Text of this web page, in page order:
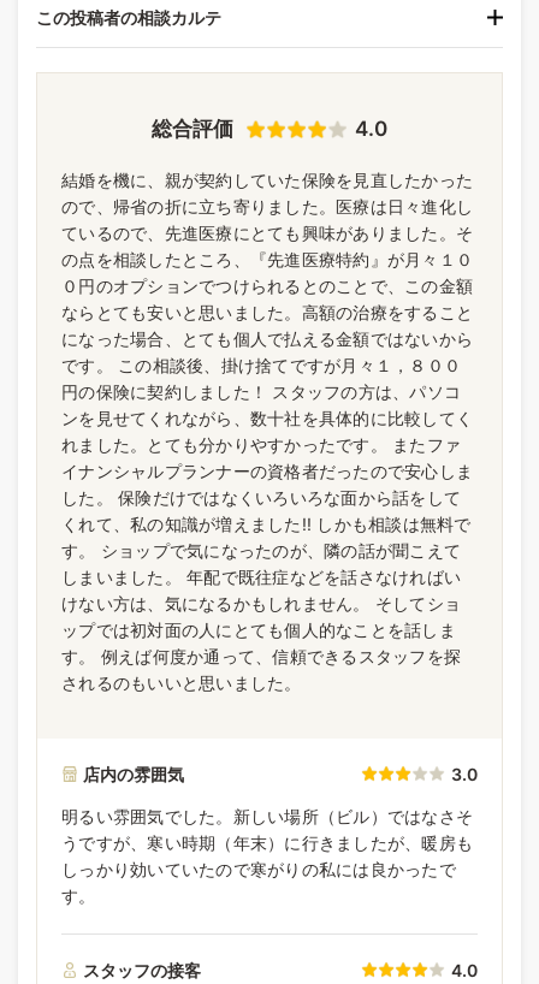
この投稿者の相談カルテ
総合評価 4.0
結婚を機に、親が契約していた保険を見直したかった
ので、帰省の折に立ち寄りました。医療は日々進化し
ているので、先進医療にとても興味がありました。そ
の点を相談したところ、『先進医療特約』が月々１０
０円のオプションでつけられるとのことで、この金額
ならとても安いと思いました。高額の治療をすること
になった場合、とても個人で払える金額ではないから
です。 この相談後、掛け捨てですが月々１，８００
円の保険に契約しました！ スタッフの方は、パソコ
ンを見せてくれながら、数十社を具体的に比較してく
れました。とても分かりやすかったです。 またファ
イナンシャルプランナーの資格者だったので安心しま
した。 保険だけではなくいろいろな面から話をして
くれて、私の知識が増えました!! しかも相談は無料で
す。 ショップで気になったのが、隣の話が聞こえて
しまいました。 年配で既往症などを話さなければい
けない方は、気になるかもしれません。 そしてショ
ップでは初対面の人にとても個人的なことを話しま
す。 例えば何度か通って、信頼できるスタッフを探
されるのもいいと思いました。
店内の雰囲気 3.0
明るい雰囲気でした。新しい場所（ビル）ではなさそ
うですが、寒い時期（年末）に行きましたが、暖房も
しっかり効いていたので寒がりの私には良かったで
す。
スタッフの接客 4.0